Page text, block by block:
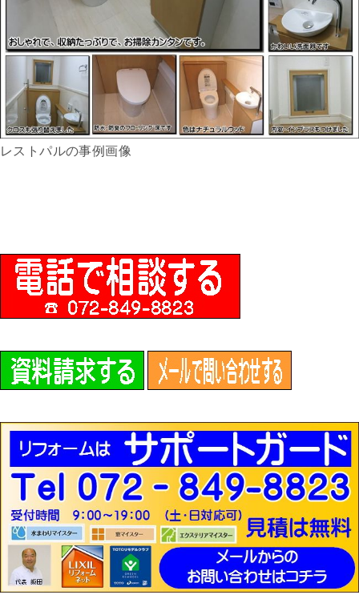
レストパルの事例画像